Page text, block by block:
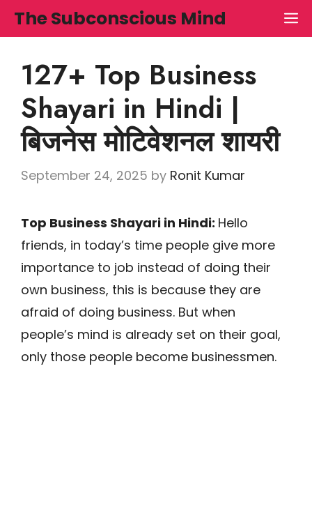
Skip
to
The Subconscious Mind
127+ Top Business
Shayari in Hindi |
बिजनेस मोटिवेशनल शायरी
September 24, 2025 by Ronit Kumar
Top Business Shayari in Hindi: Hello
friends, in today’s time people give more
importance to job instead of doing their
own business, this is because they are
afraid of doing business. But when
people’s mind is already set on their goal,
only those people become businessmen.